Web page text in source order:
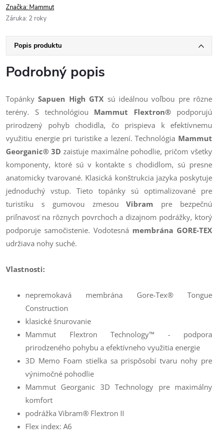
Značka: Mammut
Záruka: 2 roky
Popis produktu
Podrobný popis
TopánkySapuen High GTX sú ideálnou voľbou pre rôzne
terény. S technológiou Mammut Flextron® podporujú
prirodzený pohyb chodidla, čo prispieva k efektívnemu
využitiu energie pri turistike a lezení. Technológia Mammut
Georganic® 3Dzaisťuje maximálne pohodlie, pričom všetky
komponenty, ktoré sú v kontakte s chodidlom, sú presne
anatomicky tvarované. Klasická konštrukcia jazyka poskytuje
jednoduchý vstup. Tieto topánky sú optimalizované pre
turistiku s gumovou zmesouVibram pre bezpečnú
priľnavosť na rôznych povrchoch a dizajnom podrážky, ktorý
podporuje samočistenie. Vodotesná membrána GORE-TEX
udržiava nohy suché.
Vlastnosti:
nepremokavá membrána Gore-Tex® Tongue
Construction
klasické šnurovanie
Mammut Flextron Technology™ - podpora
prirodzeného pohybu a efektívneho využitia energie
3D Memo Foam stielka sa prispôsobí tvaru nohy pre
výnimočné pohodlie
Mammut Georganic 3D Technology pre maximálny
komfort
podrážka Vibram® Flextron II
Flex index: A6